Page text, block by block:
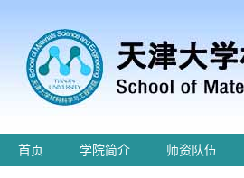
首页 学院简介 师资队伍